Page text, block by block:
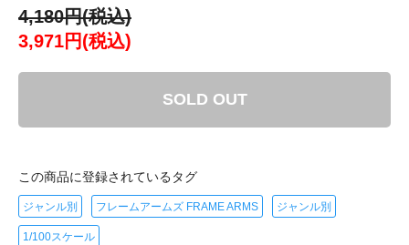
4,180円(税込)
3,971円(税込)
SOLD OUT
この商品に登録されているタグ
ジャンル別 フレームアームズ FRAME ARMS ジャンル別
1/100スケール